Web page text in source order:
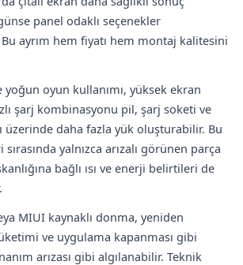
panel odaklı seçenekler
ayrım hem fiyatı hem montaj kalitesini
oyun kullanımı, yüksek ekran
şarj kombinasyonu pil, şarj soketi ve
üzerinde daha fazla yük oluşturabilir. Bu
yalnızca arızalı görünen parça
bağlı ısı ve enerji belirtileri de
MIUI kaynaklı donma, yeniden
ve uygulama kapanması gibi
arızası gibi algılanabilir. Teknik